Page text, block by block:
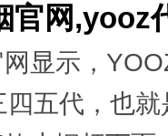
官网,yooz
显示，
五代，也